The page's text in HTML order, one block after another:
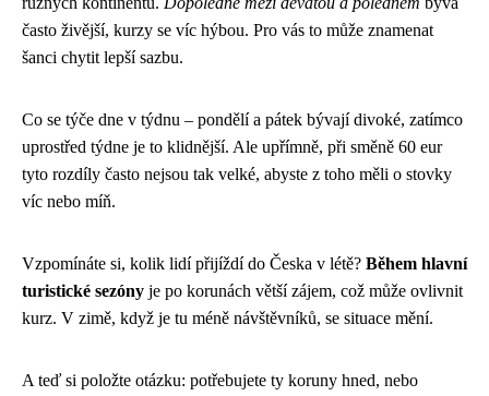
často živější, kurzy se víc hýbou. Pro vás to může znamenat
šanci chytit lepší sazbu.
Co se týče dne v týdnu – pondělí a pátek bývají divoké, zatímco
uprostřed týdne je to klidnější. Ale upřímně, při směně 60 eur
tyto rozdíly často nejsou tak velké, abyste z toho měli o stovky
víc nebo míň.
Vzpomínáte si, kolik lidí přijíždí do Česka v létě? Během hlavní
turistické sezóny je po korunách větší zájem, což může ovlivnit
kurz. V zimě, když je tu méně návštěvníků, se situace mění.
A teď si položte otázku: potřebujete ty koruny hned, nebo